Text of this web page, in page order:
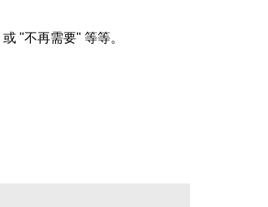
或 "不再需要" 等等。